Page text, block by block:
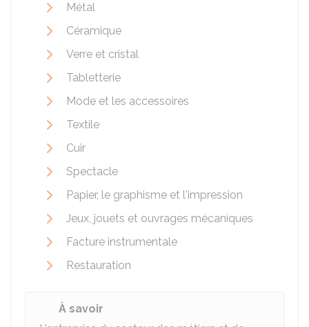
Métal
Céramique
Verre et cristal
Tabletterie
Mode et les accessoires
Textile
Cuir
Spectacle
Papier, le graphisme et l'impression
Jeux, jouets et ouvrages mécaniques
Facture instrumentale
Restauration
À savoir